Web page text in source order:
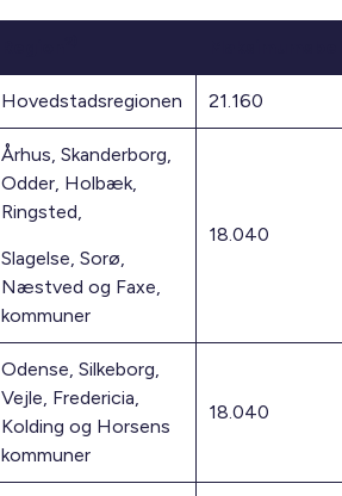
Hovedstadsregionen 21.160
Århus, Skanderborg,
Odder, Holbæk,
Ringsted,
Slagelse, Sorø,
Næstved og Faxe,
kommuner
18.040
Odense, Silkeborg,
Vejle, Fredericia,
Kolding og Horsens
kommuner
18.040